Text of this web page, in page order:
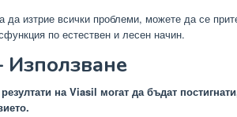
да изтрие всички проблеми, можете да се
по естествен и лесен начин.
Използване
на Viasil могат да бъдат